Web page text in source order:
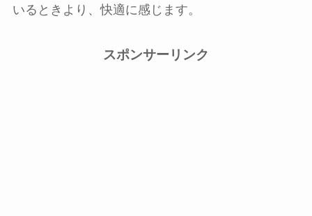
いるときより、快適に感じます。
スポンサーリンク